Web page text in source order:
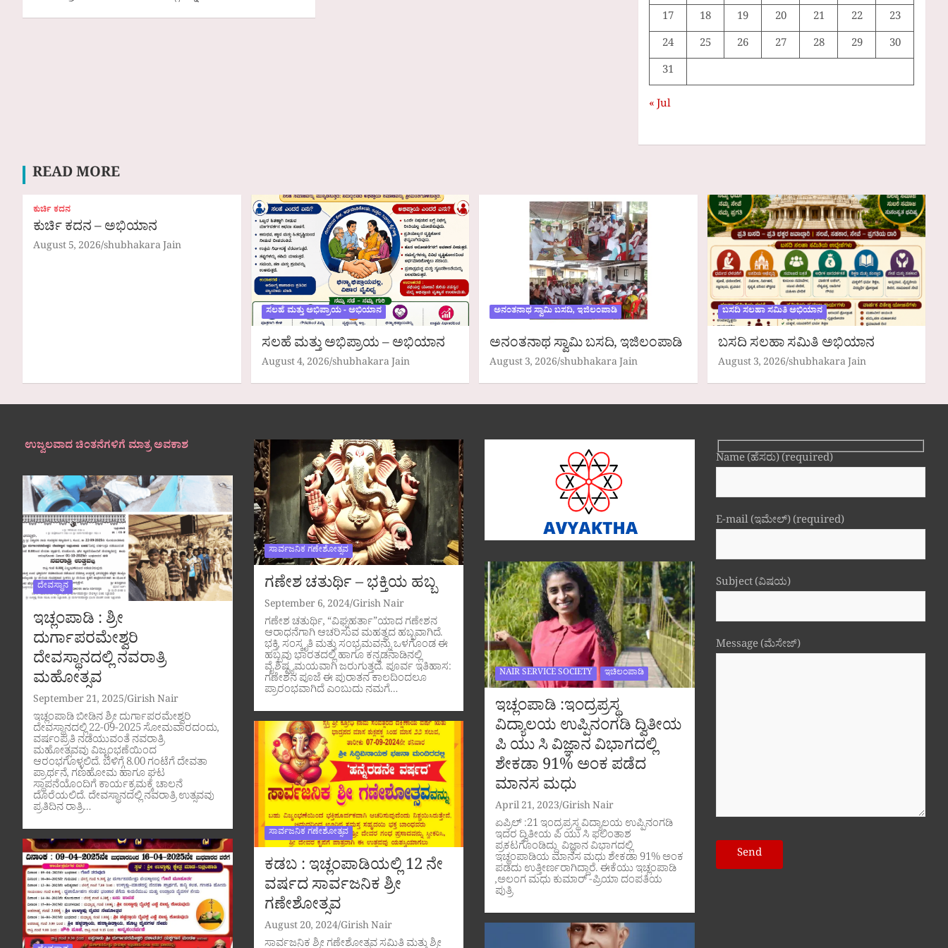
17
18 19 20 21 22
23
24
25 26 27 28 29
30
31
« Jul
READ MORE
ಕುರ್ಚಿ ಕದನ
ಕುರ್ಚಿ ಕದನ – ಅಭಿಯಾನ
August 5, 2026 shubhakara Jain
ಸಲಹೆ ಮತ್ತು ಅಭಿಪ್ರಾಯ - ಅಭಿಯಾನ
ಸಲಹೆ ಮತ್ತು ಅಭಿಪ್ರಾಯ – ಅಭಿಯಾನ
August 4, 2026shubhakara Jain
ಅನಂತನಾಥ ಸ್ವಾಮಿ ಬಸದಿ, ಇಜಿಲಂಪಾಡಿ
ಅನಂತನಾಥ ಸ್ವಾಮಿ ಬಸದಿ, ಇಜಿಲಂಪಾಡಿ
August 3, 2026 shubhakara Jain
ಬಸದಿ ಸಲಹಾ ಸಮಿತಿ ಅಭಿಯಾನ
ಬಸದಿ ಸಲಹಾ ಸಮಿತಿ ಅಭಿಯಾನ
August 3, 2026shubhakara Jain
ಉಜ್ವಲವಾದ ಚಿಂತನೆಗಳಿಗೆ ಮಾತ್ರ ಅವಕಾಶ
ದೇವಸ್ಥಾನ
ಇಚ್ಲಂಪಾಡಿ : ಶ್ರೀ
ದುರ್ಗಾಪರಮೇಶ್ವರಿ
ದೇವಸ್ಥಾನದಲ್ಲಿ ನವರಾತ್ರಿ
ಮಹೋತ್ಸವ
September 21, 2025 Girish Nair
ಇಚ್ಲಂಪಾಡಿ ಬೀಡಿನ ಶ್ರೀ ದುರ್ಗಾಪರಮೇಶ್ವರಿ
ದೇವಸ್ಥಾನದಲ್ಲಿ 22-09-2025 ಸೋಮವಾರದಂದು,
ವರ್ಷಂಪ್ರತಿ ನಡೆಯುವಂತೆ ನವರಾತ್ರಿ
ಮಹೋತ್ಸವವು ವಿಜೃಂಭಣೆಯಿಂದ
ಆರಂಭಗೊಳ್ಳಲಿದೆ. ಬೆಳಿಗ್ಗೆ 8.00 ಗಂಟೆಗೆ ದೇವತಾ
ಪ್ರಾರ್ಥನೆ, ಗಣಹೋಮ ಹಾಗೂ ಘಟ
ಸ್ಥಾಪನೆಯೊಂದಿಗೆ ಕಾರ್ಯಕ್ರಮಕ್ಕೆ ಚಾಲನೆ
ದೊರೆಯಲಿದೆ. ದೇವಸ್ಥಾನದಲ್ಲಿ ನವರಾತ್ರಿ ಉತ್ಸವವು
ಪ್ರತಿದಿನ ರಾತ್ರಿ…
ಸಾರ್ವಜನಿಕ ಗಣೇಶೋತ್ಸವ
ಗಣೇಶ ಚತುರ್ಥಿ – ಭಕ್ತಿಯ ಹಬ್ಬ
September 6, 2024Girish Nair
ಗಣೇಶ ಚತುರ್ಥಿ, “ವಿಘ್ನಹರ್ತಾ”ಯಾದ ಗಣೇಶನ
ಆರಾಧನೆಗಾಗಿ ಆಚರಿಸುವ ಮಹತ್ವದ ಹಬ್ಬವಾಗಿದೆ.
ಭಕ್ತಿ, ಸಂಸ್ಕೃತಿ ಮತ್ತು ಸಂಭ್ರಮವನ್ನು ಒಳಗೊಂಡ ಈ
ಹಬ್ಬವು ಭಾರತದಲ್ಲಿ ಹಾಗೂ ಕನ್ನಡನಾಡಿನಲ್ಲಿ
ವೈಶಿಷ್ಟ್ಯಮಯವಾಗಿ ಜರುಗುತ್ತದೆ. ಪೂರ್ವ ಇತಿಹಾಸ:
ಗಣೇಶನ ಪೂಜೆ ಈ ಪುರಾತನ ಕಾಲದಿಂದಲೂ
ಪ್ರಾರಂಭವಾಗಿದೆ ಎಂಬುದು ನಮಗೆ…
ಸಾರ್ವಜನಿಕ ಗಣೇಶೋತ್ಸವ
ಕಡಬ : ಇಚ್ಲಂಪಾಡಿಯಲ್ಲಿ 12 ನೇ
ವರ್ಷದ ಸಾರ್ವಜನಿಕ ಶ್ರೀ
ಗಣೇಶೋತ್ಸವ
August 20, 2024Girish Nair
NAIR SERVICE SOCIETY ಇಚಿಲಂಪಾಡಿ
ಇಚ್ಲಂಪಾಡಿ :ಇಂದ್ರಪ್ರಸ್ಥ
ವಿದ್ಯಾಲಯ ಉಪ್ಪಿನಂಗಡಿ ದ್ವಿತೀಯ
ಪಿ ಯು ಸಿ ವಿಜ್ಞಾನ ವಿಭಾಗದಲ್ಲಿ
ಶೇಕಡಾ 91% ಅಂಕ ಪಡೆದ
ಮಾನಸ ಮಧು
April 21, 2023 Girish Nair
ಏಪ್ರಿಲ್ :21 ಇಂದ್ರಪ್ರಸ್ಥ ವಿದ್ಯಾಲಯ ಉಪ್ಪಿನಂಗಡಿ
ಇದರ ದ್ವಿತೀಯ ಪಿ ಯು ಸಿ ಫಲಿಂತಾಶ
ಪ್ರಕಟಗೊಂಡಿದ್ದು ವಿಜ್ಞಾನ ವಿಭಾಗದಲ್ಲಿ
ಇಚ್ಲಂಪಾಡಿಯ ಮಾನಸ ಮಧು ಶೇಕಡಾ 91% ಅಂಕ
ಪಡೆದು ಉತ್ತೀರ್ಣರಾಗಿದ್ದಾರೆ. ಈಕೆಯು ಇಚ್ಲಂಪಾಡಿ
,ಅಲಂಗ ಮಧು ಕುಮಾರ್ -ಪ್ರಿಯಾ ದಂಪತಿಯ
ಪುತ್ರಿ
Name (ಹೆಸರು) (required)
E-mail (ಇಮೇಲ್) (required)
Subject (ವಿಷಯ)
Message (ಮೆಸೇಜ್)